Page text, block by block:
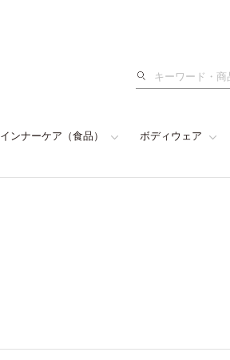
検
インナーケア（食品） ボディウェア